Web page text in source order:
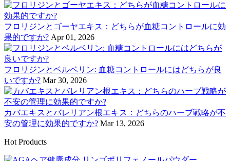
フロリジンとゴーヤエキス：どちらが血糖コントロールに効
果的ですか? Apr 01, 2026
フロリジンとベルベリン: 血糖コントロールにはどちらが良
いですか? Mar 30, 2026
カバエキスとバレリアン根エキス：どちらのハーブ戦略が不
安の管理に効果的ですか? Mar 13, 2026
Hot Products